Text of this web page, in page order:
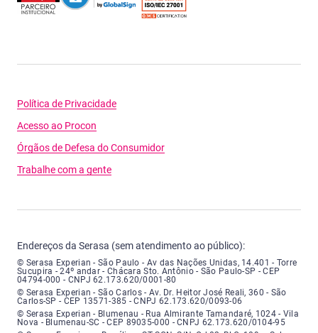
Política de Privacidade
Acesso ao Procon
Órgãos de Defesa do Consumidor
Trabalhe com a gente
Endereços da Serasa (sem atendimento ao público):
Serasa Experian - São Paulo - Endereço: Avenida das Nações Unidas,
© Serasa Experian - São Paulo - Av das Nações Unidas, 14.401 - Torre
Sucupira - 24º andar - Chácara Sto. Antônio - São Paulo-SP - CEP
04794-000 - CNPJ 62.173.620/0001-80
Serasa Experian - São Carlos - Endereço: Avenida Doutor Heitor José
© Serasa Experian - São Carlos - Av. Dr. Heitor José Reali, 360 - São
Carlos-SP - CEP 13571-385 - CNPJ 62.173.620/0093-06
Serasa Experian - Blumenau - Endereço: Rua Almirante Tamandaré,
© Serasa Experian - Blumenau - Rua Almirante Tamandaré, 1024 - Vila
Nova - Blumenau-SC - CEP 89035-000 - CNPJ 62.173.620/0104-95